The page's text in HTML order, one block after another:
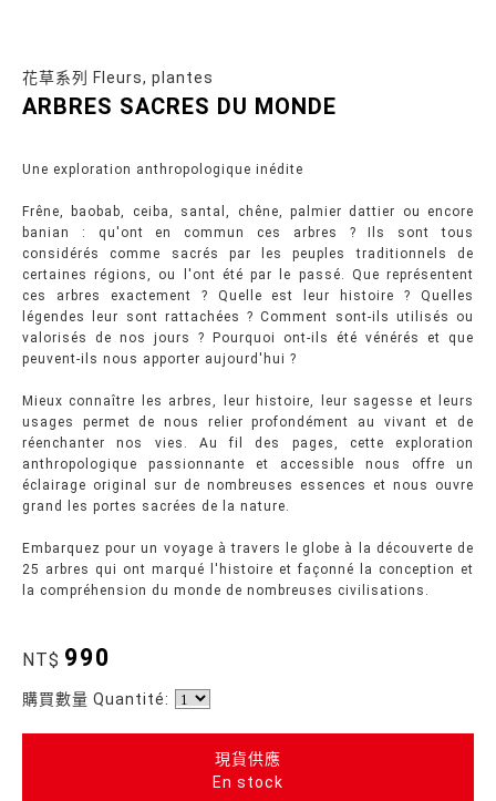
花草系列 Fleurs, plantes
ARBRES SACRES DU MONDE
Une exploration anthropologique inédite
Frêne, baobab, ceiba, santal, chêne, palmier dattier ou encore
banian : qu'ont en commun ces arbres ? Ils sont tous
considérés comme sacrés par les peuples traditionnels de
certaines régions, ou l'ont été par le passé. Que représentent
ces arbres exactement ? Quelle est leur histoire ? Quelles
légendes leur sont rattachées ? Comment sont-ils utilisés ou
valorisés de nos jours ? Pourquoi ont-ils été vénérés et que
peuvent-ils nous apporter aujourd'hui ?
Mieux connaître les arbres, leur histoire, leur sagesse et leurs
usages permet de nous relier profondément au vivant et de
réenchanter nos vies. Au fil des pages, cette exploration
anthropologique passionnante et accessible nous offre un
éclairage original sur de nombreuses essences et nous ouvre
grand les portes sacrées de la nature.
Embarquez pour un voyage à travers le globe à la découverte de
25 arbres qui ont marqué l'histoire et façonné la conception et
la compréhension du monde de nombreuses civilisations.
NT$ 990
購買數量 Quantité:
現貨供應
En stock